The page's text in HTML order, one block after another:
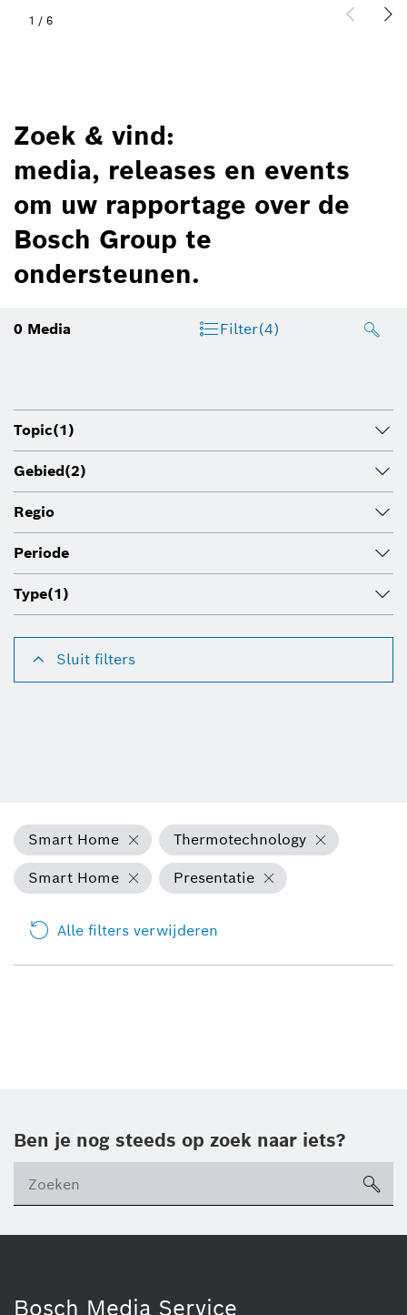
1 / 6
Zoek & vind:
media, releases en events
om uw rapportage over de
Bosch Group te
ondersteunen.
0 Media Filter(4)
Topic(1)
Gebied(2)
Regio
Periode
Type(1)
Sluit filters
Smart Home
Thermotechnology
Smart Home
Presentatie
Alle filters verwijderen
Ben je nog steeds op zoek naar iets?
Bosch Media Service